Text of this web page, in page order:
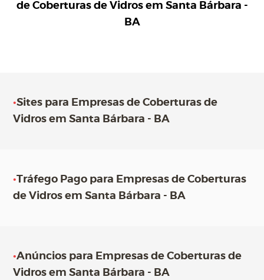
de Coberturas de Vidros em Santa Bárbara -
BA
•Sites para Empresas de Coberturas de
Vidros em Santa Bárbara - BA
•Tráfego Pago para Empresas de Coberturas
de Vidros em Santa Bárbara - BA
•Anúncios para Empresas de Coberturas de
Vidros em Santa Bárbara - BA